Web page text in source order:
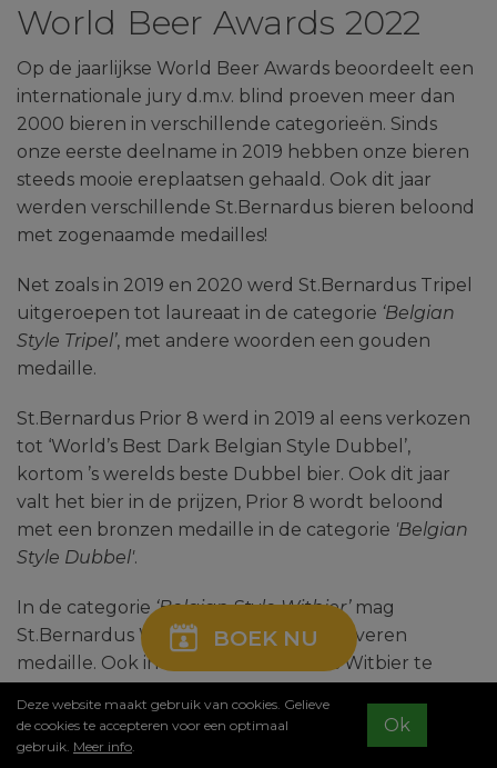
Deze website maakt gebruik van cookies. Gelieve
de cookies te accepteren voor een optimaal
gebruik. Meer info.
Ok
World Beer Awards 2022
Op de jaarlijkse World Beer Awards beoordeelt een
internationale jury d.m.v. blind proeven meer dan
2000 bieren in verschillende categorieën. Sinds
onze eerste deelname in 2019 hebben onze bieren
steeds mooie ereplaatsen gehaald. Ook dit jaar
werden verschillende St.Bernardus bieren beloond
met zogenaamde medailles!
Net zoals in 2019 en 2020 werd St.Bernardus Tripel
uitgeroepen tot laureaat in de categorie ‘Belgian
Style Tripel’, met andere woorden een gouden
medaille.
St.Bernardus Prior 8 werd in 2019 al eens verkozen
tot ‘World’s Best Dark Belgian Style Dubbel’,
kortom ’s werelds beste Dubbel bier. Ook dit jaar
valt het bier in de prijzen, Prior 8 wordt beloond
met een bronzen medaille in de categorie 'Belgian
Style Dubbel'.
In de categorie‘Belgian Style Witbier’mag
St.Bernardus Wit pronken met een zilveren
medaille. Ook in 2019 viel die eer ons Witbier te
Lees meer
BOEK NU